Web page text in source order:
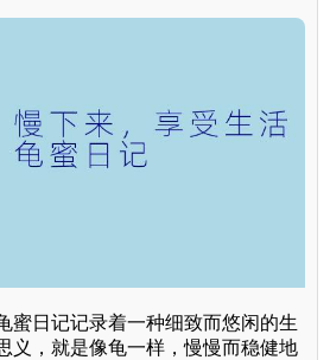
蜜日记记录着一种细致而悠闲的生
义，就是像龟一样，慢慢而稳健地